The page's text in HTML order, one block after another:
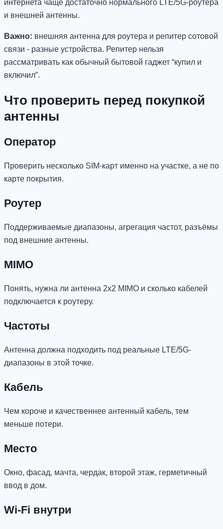
интернета чаще достаточно нормального LTE/5G-роутера
и внешней антенны.
Важно: внешняя антенна для роутера и репитер сотовой
связи - разные устройства. Репитер нельзя
рассматривать как обычный бытовой гаджет “купил и
включил”.
Что проверить перед покупкой
антенны
Оператор
Проверить несколько SIM-карт именно на участке, а не по
карте покрытия.
Роутер
Поддерживаемые диапазоны, агрегация частот, разъёмы
под внешние антенны.
MIMO
Понять, нужна ли антенна 2x2 MIMO и сколько кабелей
подключается к роутеру.
Частоты
Антенна должна подходить под реальные LTE/5G-
диапазоны в этой точке.
Кабель
Чем короче и качественнее антенный кабель, тем
меньше потери.
Место
Окно, фасад, мачта, чердак, второй этаж, герметичный
ввод в дом.
Wi-Fi внутри